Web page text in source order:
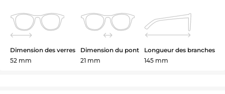
Simple et forte dans les matériaux de la fabrication:
les lunettes pour leshommes sont synonyme de
enplastiquecombinent la durabilité avec un
grand confort de portage. Le GG1668S est très
Dimension des verres
52 mm
Dimension du pont
21 mm
Longueur des branches
145 mm